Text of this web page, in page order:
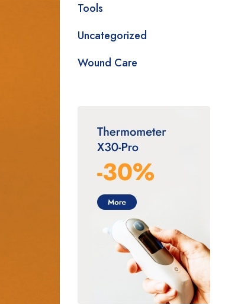
Tools
Uncategorized
Wound Care